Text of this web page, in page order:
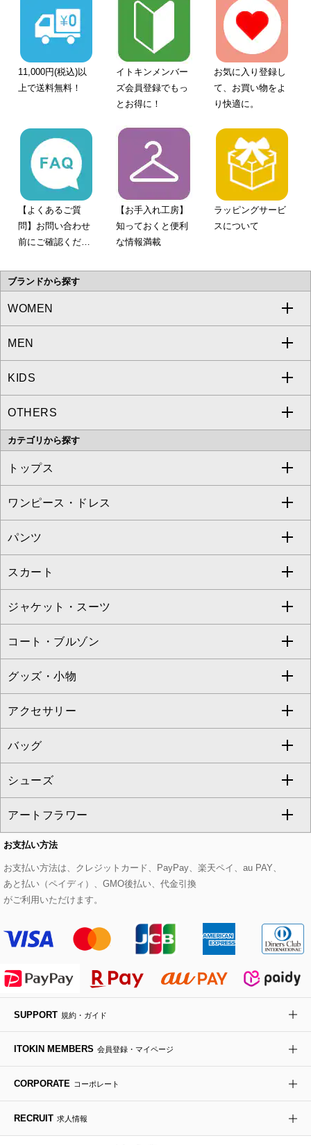
11,000円(税込)以
上で送料無料！
イトキンメンバー
ズ会員登録でもっ
とお得に！
お気に入り登録し
て、お買い物をよ
り快適に。
【よくあるご質
問】お問い合わせ
前にご確認くださ
【お手入れ工房】
知っておくと便利
な情報満載
ラッピングサービ
スについて
ブランドから探す
WOMEN
a.v.v
MICHEL KLEIN
MK MICHEL KLEIN
OFUON le MK
eur3
Maison de CINQ
MK MICHEL KLEIN BAG
HIROKO KOSHINO
MEN
a.v.v
MICHEL KLEIN HOMME
MK MICHEL KLEIN HOMME
KIDS
a.v.v
OTHERS
MK MICHEL KLEIN BAG
カテゴリから探す
トップス
すべてのトップス
カットソー・Tシャツ
ブラウス・シャツ
ニット・セーター
カーディガン
アンサンブルセット
ベスト・ジレ
パーカー
タンクトップ・キャミソール
スウェット・ジャージー
その他のトップス
ワンピース・ドレス
すべてのワンピース・ドレス
ワンピース
ドレス
チュニック
ジャンパースカート
その他のワンピース・ドレス
パンツ
すべてのパンツ
フルレングスパンツ
クロップド・半端丈パンツ
ガウチョ・ワイドパンツ
ハーフ・ショート丈パンツ
サロペット・オールインワン
その他のパンツ
スカート
すべてのスカート
ロング・マキシ丈スカート
ひざ丈スカート
ミモレ丈スカート
ショート・ミニ丈スカート
その他のスカート
ジャケット・スーツ
すべてのジャケット・スーツ
テーラードジャケット
ノーカラージャケット
セットアップ
セットアップジャケット
セットアップパンツ
セットアップスカート
セットアップワンピース
コート・ブルゾン
すべてのコート・ブルゾン
トレンチコート
ピーコート
ダッフルコート
チェスターコート
モッズコート
ステンカラーコート
ライダースジャケット
デニムジャケット
ダウンジャケット・コート
グッズ・小物
すべてのグッズ・小物
マスク
ストール・マフラー・スヌード
ベルト・サスペンダー
帽子
ヘアアクセサリー
ハンカチ・バンダナ
手袋
チャーム・ストラップ
アクセサリー
すべてのアクセサリー
ネックレス
ピアス・イヤリング
ブレスレット・バングル
ブローチ・コサージュ
バッグ
すべてのバッグ
トートバッグ
ショルダーバッグ
ボストンバッグ
バックパック・リュック
ボディバッグ・メッセンジャーバッグ
トラベルバッグ
シューズ
すべてのシューズ
パンプス
スニーカー
フラットシューズ
ローファー
ドレスシューズ
アートフラワー
すべてのアートフラワー
ローズ
カサブランカ・カラー
ラナンキュラス
ポプリアレンジ＆フレグランス
お支払い方法
お支払い方法は、クレジットカード、PayPay、楽天ペイ、au PAY、
あと払い（ペイディ）、GMO後払い、代金引換
がご利用いただけます。
SUPPORT 規約・ガイド
ITOKIN MEMBERS 会員登録・マイページ
CORPORATE コーポレート
RECRUIT 求人情報